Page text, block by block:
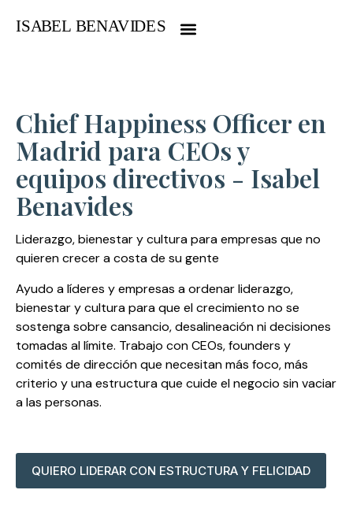
Chief Happiness Officer en
Madrid para CEOs y
equipos directivos - Isabel
Benavides
Liderazgo, bienestar y cultura para empresas que no
quieren crecer a costa de su gente
Ayudo a líderes y empresas a ordenar liderazgo,
bienestar y cultura para que el crecimiento no se
sostenga sobre cansancio, desalineación ni decisiones
tomadas al límite. Trabajo con CEOs, founders y
comités de dirección que necesitan más foco, más
criterio y una estructura que cuide el negocio sin vaciar
a las personas.
QUIERO LIDERAR CON ESTRUCTURA Y FELICIDAD